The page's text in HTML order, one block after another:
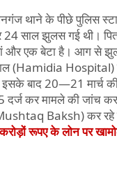
थाने के पीछे पुलिस
24 साल झुलस गई थी।
और एक बेटा है। आग से
(Hamidia Hospital)
इसके बाद 20—21 मार्च
दर्ज कर मामले की जांच
Baksh) कर रहे
रूपए के लोन पर